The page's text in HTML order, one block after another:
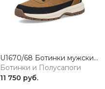
U1670/68 Ботинки мужские коричневый Rieker Sport
Ботинки и Полусапоги
11 750 руб.